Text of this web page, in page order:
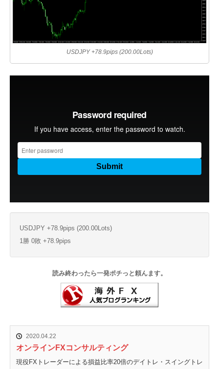
USDJPY +78.9pips (200.00Lots)
USDJPY +78.9pips (200.00Lots)
1勝 0敗 +78.9pips
読み終わったら一発ポチっと頼んます。
2020.04.22
オンラインFXコンサルティング
現役FXトレーダーによる損益比率20倍のデイトレ・スイングトレ